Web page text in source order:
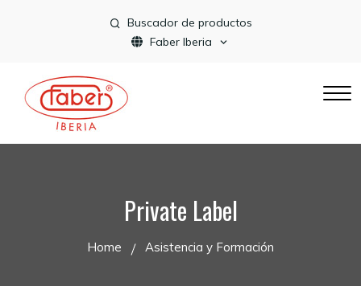
Buscador de productos
Faber Iberia
Private Label
Home Asistencia y Formación